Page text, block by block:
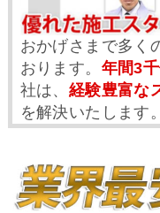
おかげさまで多く
おります。 年間3
社は、 経験豊富な
を解決いたします。